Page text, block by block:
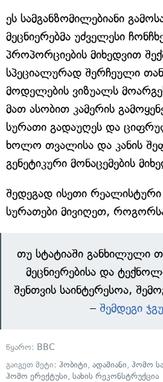
ეს სამგანზომილებიანი
მეცნიერებმა უძველესი
პროპორციების მიხედვით
სპეციალურად შერჩეული
მოდელების ვიზუალს
მათ ასობით კამერის
სურათი გადაუღეს და
ხოლო თვალისა და კანის
გენეტიკური მონაცემების
შედეგად ისეთი
სურათები მივიღეთ,
თუ სტატიაში განხილული
მეცნიერებისა და
შენთვის საინტერესოა,
– შემდეგი
წყარო: BBC
გაიგეთ მეტი: ჰობიტი, ადამიანი, ჰომო
ჰომო ერექტუსი, სახის რეკონსტრუქცია